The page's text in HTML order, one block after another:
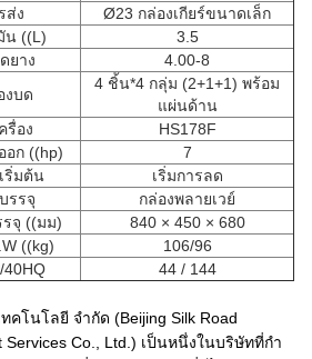
ส่ง
Ø23 กล่องเกียร์ขนาดเล็ก
น ((L)
3.5
ยาง
4.00-8
งบด
4 ชิ้น*4 กลุ่ม (2+1+1) พร้อม
แผ่นด้าน
รื่อง
HS178F
อก ((hp)
7
ริ่มต้น
เริ่มการลด
รรจุ
กล่องพลายเวย์
จุ ((มม)
840 × 450 × 680
((kg)
106/96
40HQ
44 / 144
คโนโลยี จํากัด (Beijing Silk Road
Services Co., Ltd.) เป็นหนึ่งในบริษัทที่กํา